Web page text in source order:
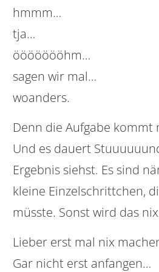
hmmm…
tja…
öööööööhm…
sagen wir mal…
woanders.
Denn die Aufgabe kommt
Und es dauert
Ergebnis siehst. Es sind
kleine Einzelschrittchen,
müsste. Sonst wird das
Lieber erst mal nix
Gar nicht erst anfangen…